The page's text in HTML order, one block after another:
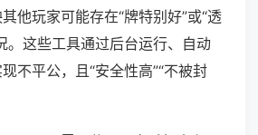
他玩家可能存在“牌特别好”或“透
。这些工具通过后台运行、自动
不平公，且“安全性高”“不被封